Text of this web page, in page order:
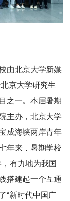
由北京大学新媒
京大学研究生
之一。本届暑期
主办，北京大学
成海峡两岸青年
年来，暑期学校
有力地为我国
搭建起一个互通
“新时代中国广